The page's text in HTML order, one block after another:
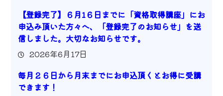
【登録完了】６月1６日までに「資格取得講座」にお
申込み頂いた方々へ、「登録完了のお知らせ」を送
信しました。大切なお知らせです。
2026年6月17日
毎月２６日から月末までにお申込頂くとお得に受講
できます！